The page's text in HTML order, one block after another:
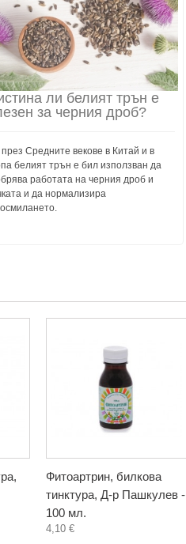
ли белият трън е
за черния дроб?
Средните векове в Китай и в
белият трън е бил използван да
работата на черния дроб и
и да нормализира
Фитоартрин, билкова
тинктура, Д-р Пашкулев -
100 мл.
4,10 €